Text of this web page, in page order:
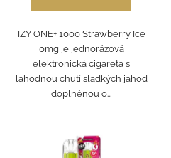
IZY ONE+ 1000 Strawberry Ice
0mg je jednorázová
elektronická cigareta s
lahodnou chutí sladkých jahod
doplněnou o...